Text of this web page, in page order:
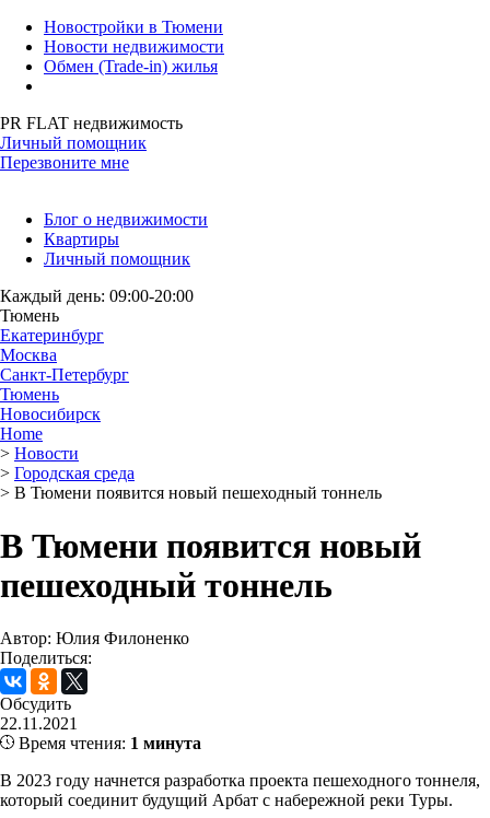
Новостройки в Тюмени
Новости недвижимости
Обмен (Trade-in) жилья
PR FLAT недвижимость
Личный помощник
Перезвоните мне
Блог о недвижимости
Квартиры
Личный помощник
Каждый день: 09:00-20:00
Тюмень
Екатеринбург
Москва
Санкт-Петербург
Тюмень
Новосибирск
Home
> Новости
> Городская среда
> В Тюмени появится новый пешеходный тоннель
В Тюмени появится новый
пешеходный тоннель
Автор: Юлия Филоненко
Поделиться:
Обсудить
22.11.2021
Время чтения: 1 минута
В 2023 году начнется разработка проекта пешеходного тоннеля,
который соединит будущий Арбат с набережной реки Туры.